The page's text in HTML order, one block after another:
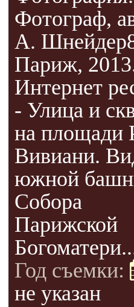
Фотограф,
А.
Париж,
Интернет
- Улица и
на площади
Вивиани.
южной
Собора
Парижской
Год съемки:
не указан